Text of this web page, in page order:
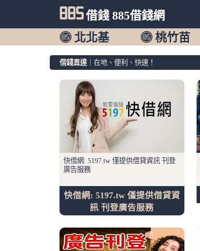
借錢 885借錢網
北北基 桃竹苗
借錢直達 ｜在地、便利、快速！
快借網: 5197.tw 僅提供借貸資訊 刊登
廣告服務
快借網: 5197.tw 僅提供借貸資
訊 刊登廣告服務